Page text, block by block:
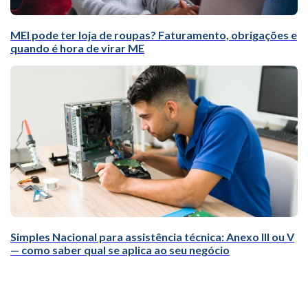
MEI pode ter loja de roupas? Faturamento, obrigações e
quando é hora de virar ME
Simples Nacional para assistência técnica: Anexo III ou V
— como saber qual se aplica ao seu negócio